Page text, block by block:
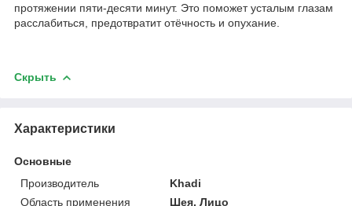
протяжении пяти-десяти минут. Это поможет усталым глазам
расслабиться, предотвратит отёчность и опухание.
Скрыть
Характеристики
Основные
Производитель
Khadi
Область применения
Шея, Лицо